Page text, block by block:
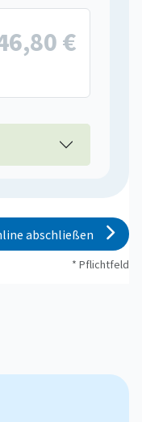
€
abschließen
* Pflichtfeld